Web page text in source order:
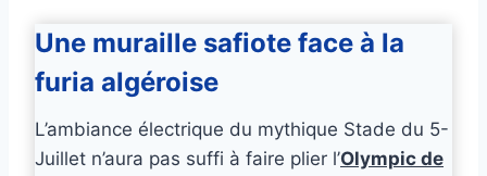
Une muraille safiote face à la
furia algéroise
L’ambiance électrique du mythique Stade du 5-
Juillet n’aura pas suffi à faire plier l’Olympic de